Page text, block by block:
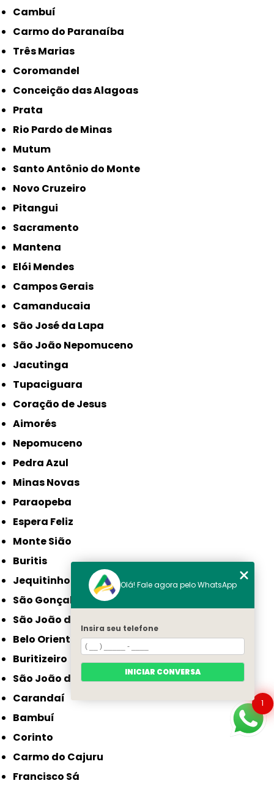
Cambuí
Carmo do Paranaíba
Três Marias
Coromandel
Conceição das Alagoas
Prata
Rio Pardo de Minas
Mutum
Santo Antônio do Monte
Novo Cruzeiro
Pitangui
Sacramento
Mantena
Elói Mendes
Campos Gerais
Camanducaia
São José da Lapa
São João Nepomuceno
Jacutinga
Tupaciguara
Coração de Jesus
Aimorés
Nepomuceno
Pedra Azul
Minas Novas
Paraopeba
Espera Feliz
Monte Sião
Buritis
Jequitinhonha
São Gonçalo do Sapucaí
São João da Ponte
Belo Oriente
Buritizeiro
São João do Paraíso
Carandaí
Bambuí
Corinto
Carmo do Cajuru
Francisco Sá
1
Olá! Fale agora pelo WhatsApp
Insira seu telefone
INICIAR CONVERSA